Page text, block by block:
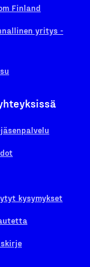
Finland
yritys -
kysymykset